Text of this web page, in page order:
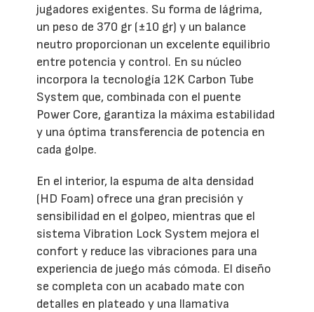
jugadores exigentes. Su forma de lágrima,
un peso de 370 gr (±10 gr) y un balance
neutro proporcionan un excelente equilibrio
entre potencia y control. En su núcleo
incorpora la tecnología 12K Carbon Tube
System que, combinada con el puente
Power Core, garantiza la máxima estabilidad
y una óptima transferencia de potencia en
cada golpe.
En el interior, la espuma de alta densidad
(HD Foam) ofrece una gran precisión y
sensibilidad en el golpeo, mientras que el
sistema Vibration Lock System mejora el
confort y reduce las vibraciones para una
experiencia de juego más cómoda. El diseño
se completa con un acabado mate con
detalles en plateado y una llamativa